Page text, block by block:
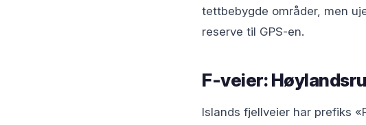
tettbebygde områder, men
reserve til GPS-en.
F-veier:
Islands fjellveier har prefiks